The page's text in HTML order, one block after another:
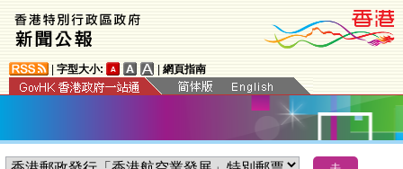
字型大小: 網頁指南